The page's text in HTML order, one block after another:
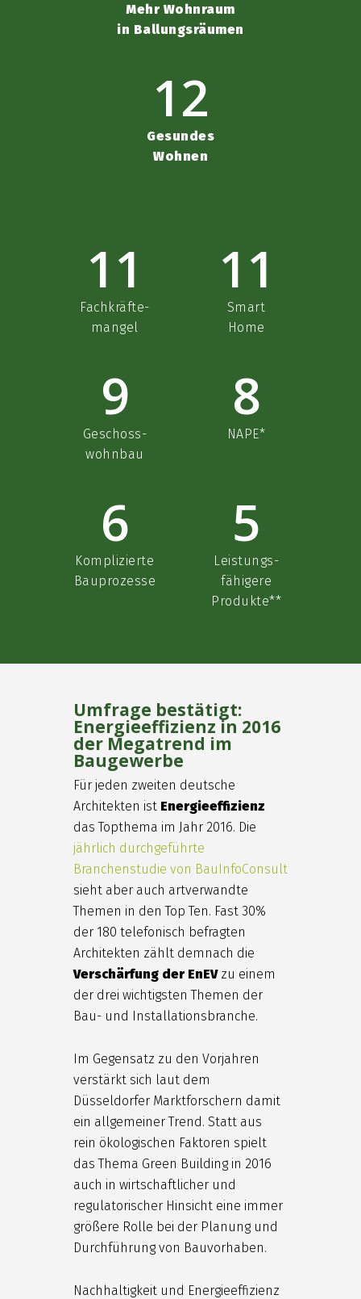
Mehr Wohnraum
in Ballungsräumen
12
Gesundes
Wohnen
11
Fachkräfte-
mangel
11
Smart
Home
9
Geschoss-
wohnbau
8
NAPE*
6
Komplizierte
Bauprozesse
5
Leistungs-
fähigere
Produkte**
Umfrage bestätigt:
Energieeffizienz in 2016
der Megatrend im
Baugewerbe
Für jeden zweiten deutsche
Architekten ist Energieeffizienz
das Topthema im Jahr 2016. Die
jährlich durchgeführte
Branchenstudie von BauInfoConsult
sieht aber auch artverwandte
Themen in den Top Ten. Fast 30%
der 180 telefonisch befragten
Architekten zählt demnach die
Verschärfung der EnEVzu einem
der drei wichtigsten Themen der
Bau- und Installationsbranche.
Im Gegensatz zu den Vorjahren
verstärkt sich laut dem
Düsseldorfer Marktforschern damit
ein allgemeiner Trend. Statt aus
rein ökologischen Faktoren spielt
das Thema Green Building in 2016
auch in wirtschaftlicher und
regulatorischer Hinsicht eine immer
größere Rolle bei der Planung und
Durchführung von Bauvorhaben.
Nachhaltigkeit und Energieeffizienz